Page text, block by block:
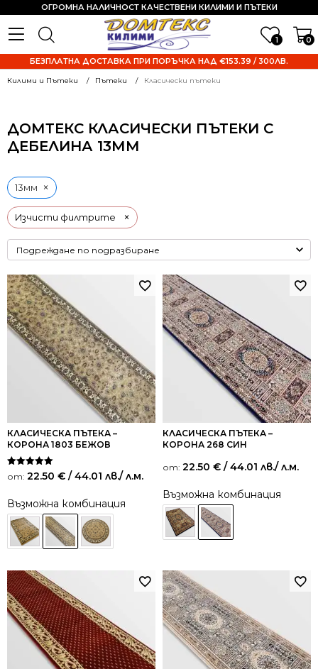
1 0
ОГРОМНА НАЛИЧНОСТ КАЧЕСТВЕНИ КИЛИМИ И ПЪТЕКИ
БЕЗПЛАТНА ДОСТАВКА ПРИ ПОРЪЧКА НАД €153.39 / 300ЛВ.
Килими и Пътеки Пътеки Класически пътеки
ДОМТЕКС КЛАСИЧЕСКИ ПЪТЕКИ С
ДЕБЕЛИНА 13ММ
Изчисти филтрите ×
13мм ×
КЛАСИЧЕСКА ПЪТЕКА –
КОРОНА 1803 БЕЖОВ
Оценено на
5.00
от: 22.50 € / 44.01 лв./ л.м.
Възможна комбинация
КЛАСИЧЕСКА ПЪТЕКА –
КОРОНА 268 СИН
от: 22.50 € / 44.01 лв./ л.м.
Възможна комбинация